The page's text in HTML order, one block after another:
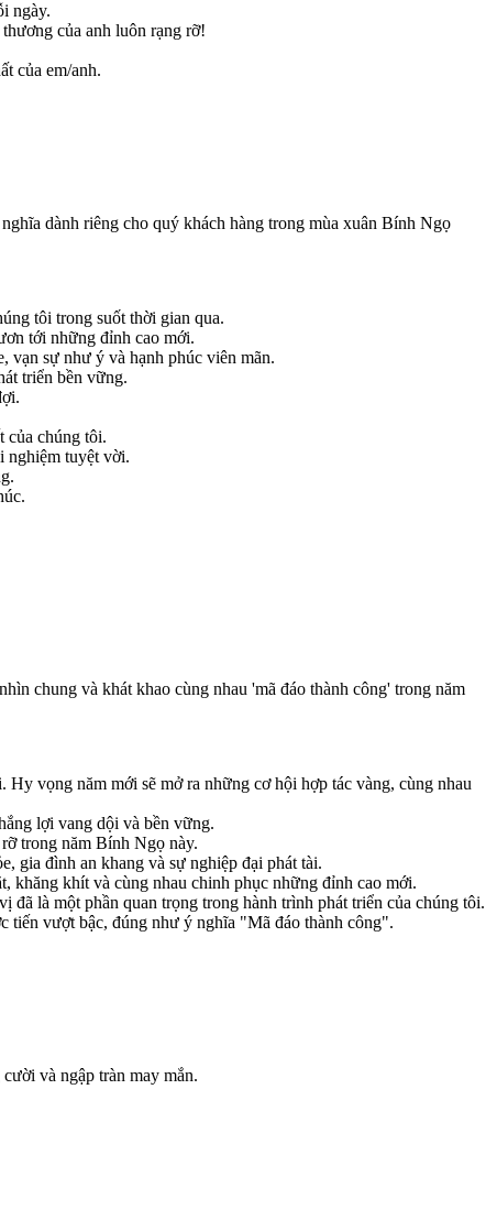
ngày.
của anh luôn rạng rỡ!
của em/anh.
dành riêng cho quý khách hàng trong mùa xuân Bính Ngọ
tôi trong suốt thời gian qua.
tới những đỉnh cao mới.
vạn sự như ý và hạnh phúc viên mãn.
triển bền vững.
của chúng tôi.
nghiệm tuyệt vời.
chung và khát khao cùng nhau 'mã đáo thành công' trong năm
vọng năm mới sẽ mở ra những cơ hội hợp tác vàng, cùng nhau
lợi vang dội và bền vững.
trong năm Bính Ngọ này.
gia đình an khang và sự nghiệp đại phát tài.
khăng khít và cùng nhau chinh phục những đỉnh cao mới.
là một phần quan trọng trong hành trình phát triển của chúng tôi.
tiến vượt bậc, đúng như ý nghĩa "Mã đáo thành công".
và ngập tràn may mắn.